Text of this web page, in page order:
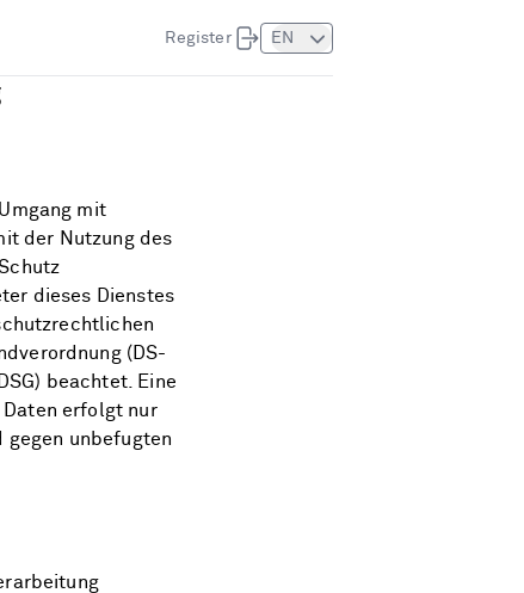
Register EN
mit
der Nutzung des
dieses Dienstes
(DS-
beachtet. Eine
Daten erfolgt nur
gegen unbefugten